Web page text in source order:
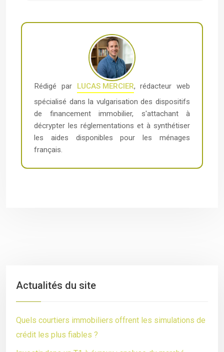
Rédigé par LUCAS MERCIER, rédacteur web
spécialisé dans la vulgarisation des dispositifs
de financement immobilier, s'attachant à
décrypter les réglementations et à synthétiser
les aides disponibles pour les ménages
français.
Actualités du site
Quels courtiers immobiliers offrent les simulations de
crédit les plus fiables ?